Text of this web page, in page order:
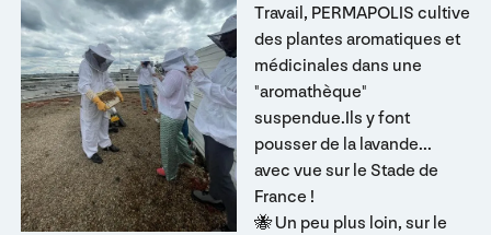
Travail, PERMAPOLIS cultive
des plantes aromatiques et
médicinales dans une
"aromathèque"
suspendue.Ils y font
pousser de la lavande...
avec vue sur le Stade de
France !
🐝 Un peu plus loin, sur le